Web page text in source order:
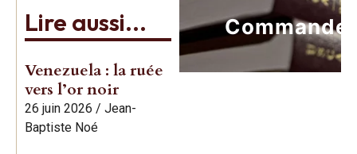
Lire aussi...
Venezuela : la ruée
vers l’or noir
26 juin 2026 / Jean-
Baptiste Noé